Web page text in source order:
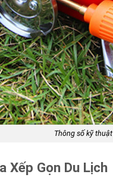
Thông số kỹ thuật
Xếp Gọn Du Lịch